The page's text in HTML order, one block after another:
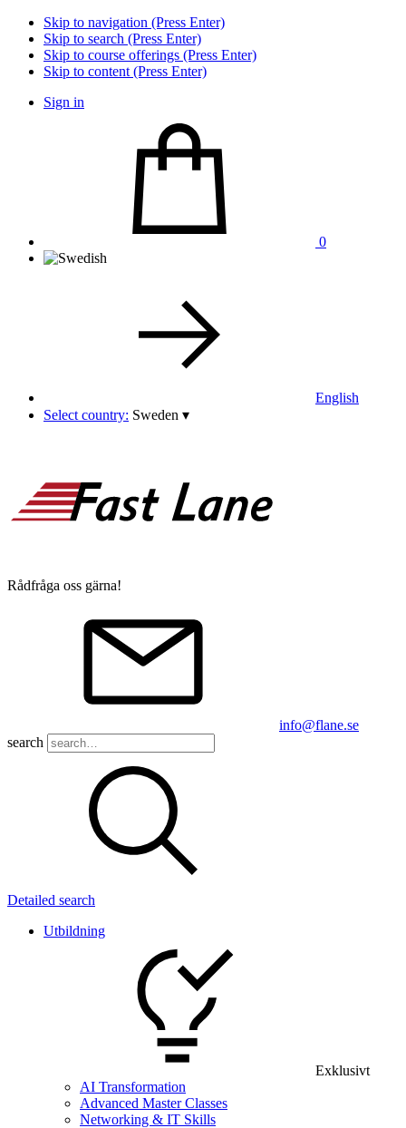
Skip to navigation (Press Enter)
Skip to search (Press Enter)
Skip to course offerings (Press Enter)
Skip to content (Press Enter)
Sign in
0
English
Select country: Sweden ▾
Rådfråga oss gärna!
info@flane.se
search
Detailed search
Utbildning
Exklusivt
AI Transformation
Advanced Master Classes
Networking & IT Skills